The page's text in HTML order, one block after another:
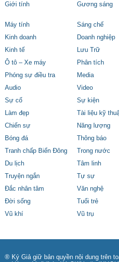
Giới tính
Gương sáng
Máy tính
Sáng chế
Kinh doanh
Doanh nghiệp
Kinh tế
Lưu Trữ
Ô tô – Xe máy
Phân tích
Phóng sự điều tra
Media
Audio
Video
Sự cố
Sự kiện
Làm đẹp
Tài liệu kỹ
Chiến sự
Năng lượng
Bóng đá
Thông báo
Tranh chấp Biển Đông
Trong nước
Du lịch
Tâm linh
Truyện ngắn
Tự sự
Đắc nhân tâm
Văn nghệ
Đời sống
Tuổi trẻ
Vũ khí
Vũ trụ
® Ký Giả giữ bản quyền nội dung trên